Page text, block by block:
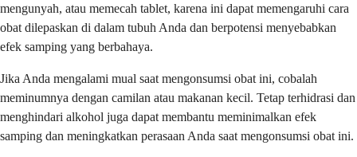
mengunyah, atau memecah tablet, karena ini dapat memengaruhi cara
obat dilepaskan di dalam tubuh Anda dan berpotensi menyebabkan
efek samping yang berbahaya.
Jika Anda mengalami mual saat mengonsumsi obat ini, cobalah
meminumnya dengan camilan atau makanan kecil. Tetap terhidrasi dan
menghindari alkohol juga dapat membantu meminimalkan efek
samping dan meningkatkan perasaan Anda saat mengonsumsi obat ini.